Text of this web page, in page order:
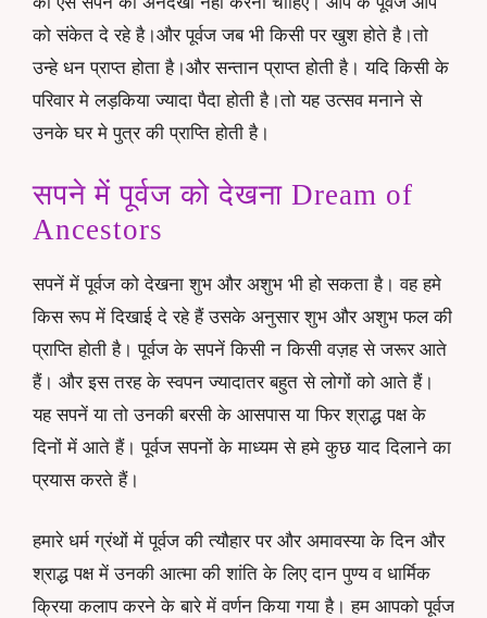
को संकेत दे रहे है।और पूर्वज जब भी किसी पर खुश होते है।तो
उन्हे धन प्राप्त होता है।और सन्तान प्राप्त होती है। यदि किसी के
परिवार मे लड़किया ज्यादा पैदा होती है।तो यह उत्सव मनाने से
उनके घर मे पुत्र की प्राप्ति होती है।
सपने में पूर्वज को देखना Dream of
Ancestors
सपनें में पूर्वज को देखना शुभ और अशुभ भी हो सकता है। वह हमे
किस रूप में दिखाई दे रहे हैं उसके अनुसार शुभ और अशुभ फल की
प्राप्ति होती है। पूर्वज के सपनें किसी न किसी वज़ह से जरूर आते
हैं। और इस तरह के स्वपन ज्यादातर बहुत से लोगों को आते हैं।
यह सपनें या तो उनकी बरसी के आसपास या फिर श्राद्ध पक्ष के
दिनों में आते हैं। पूर्वज सपनों के माध्यम से हमे कुछ याद दिलाने का
प्रयास करते हैं।
हमारे धर्म ग्रंथों में पूर्वज की त्यौहार पर और अमावस्या के दिन और
श्राद्ध पक्ष में उनकी आत्मा की शांति के लिए दान पुण्य व धार्मिक
क्रिया कलाप करने के बारे में वर्णन किया गया है। हम आपको पूर्वज